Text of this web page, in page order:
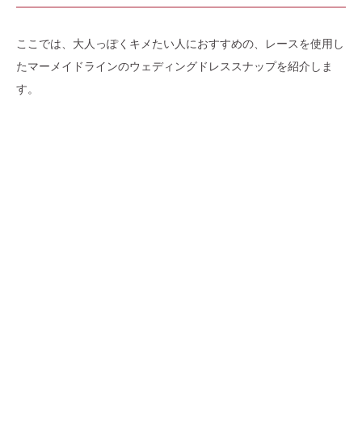
ここでは、大人っぽくキメたい人におすすめの、レースを使用し
たマーメイドラインのウェディングドレススナップを紹介しま
す。